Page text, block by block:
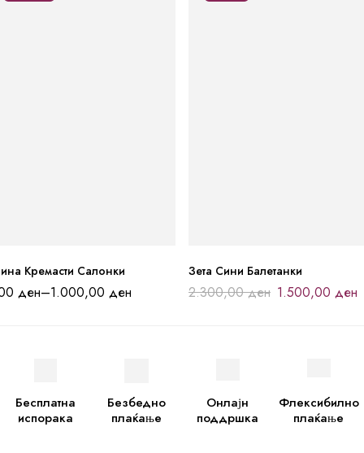
Кремасти Салонки
ден–1.000,00 ден
Зета Сини Балетанки
2.300,00ден 1.500,00 ден
Бесплатна
испорака
Безбедно
плаќање
Онлајн
поддршка
Флексибилно
плаќање